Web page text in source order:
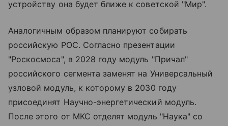
устройству она будет ближе к советской "Мир".
Аналогичным образом планируют собирать
российскую РОС. Согласно презентации
"Роскосмоса", в 2028 году модуль "Причал"
российского сегмента заменят на Универсальный
узловой модуль, к которому в 2030 году
присоединят Научно-энергетический модуль.
После этого от МКС отделят модуль "Наука" со